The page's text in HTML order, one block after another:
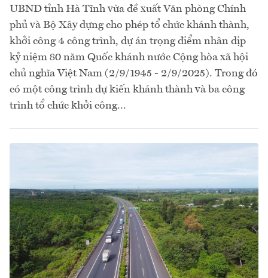
UBND tỉnh Hà Tĩnh vừa đề xuất Văn phòng Chính
phủ và Bộ Xây dựng cho phép tổ chức khánh thành,
khởi công 4 công trình, dự án trọng điểm nhân dịp
kỷ niệm 80 năm Quốc khánh nước Cộng hòa xã hội
chủ nghĩa Việt Nam (2/9/1945 - 2/9/2025). Trong đó
có một công trình dự kiến khánh thành và ba công
trình tổ chức khởi công...